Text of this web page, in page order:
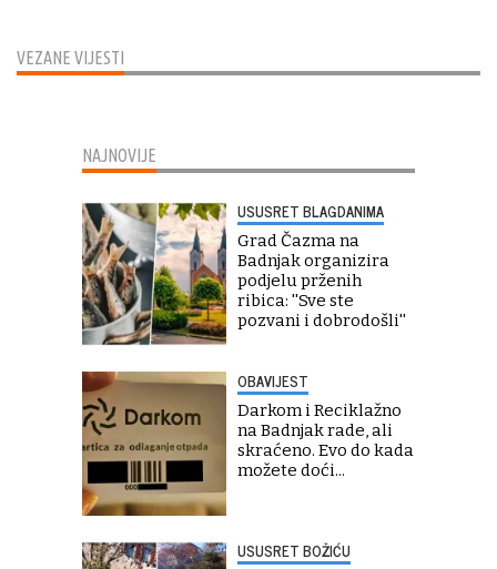
VEZANE VIJESTI
NAJNOVIJE
USUSRET BLAGDANIMA
Grad Čazma na
Badnjak organizira
podjelu prženih
ribica: ''Sve ste
pozvani i dobrodošli''
OBAVIJEST
Darkom i Reciklažno
na Badnjak rade, ali
skraćeno. Evo do kada
možete doći...
USUSRET BOŽIĆU